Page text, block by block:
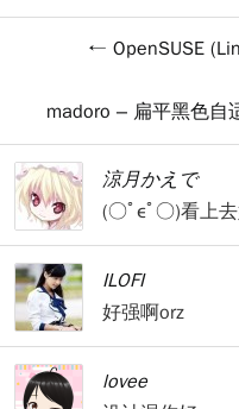
OpenSUSE
madoro – 扁平黑色自
涼月かえで
(○ﾟεﾟ○)看上去
ILOFI
好强啊orz
lovee